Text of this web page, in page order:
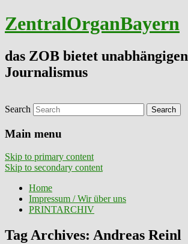
ZentralOrganBayern
das ZOB bietet unabhängigen
Journalismus
Search
Main menu
Skip to primary content
Skip to secondary content
Home
Impressum / Wir über uns
PRINTARCHIV
Tag Archives: Andreas Reinl